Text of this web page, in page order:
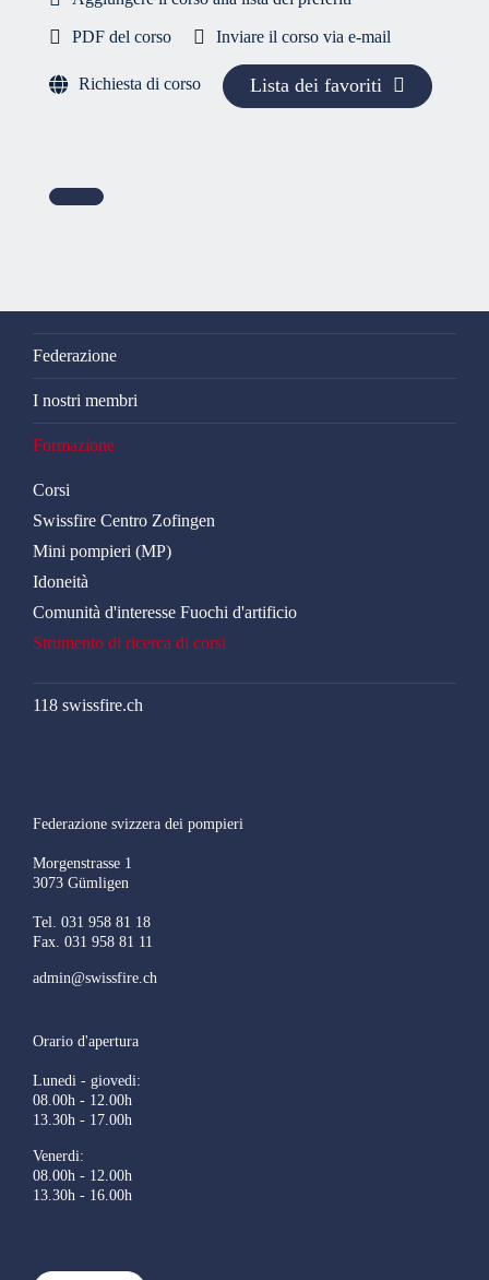
PDF del corso Inviare il corso via e-mail
Richiesta di corso Lista dei favoriti
Federazione
I nostri membri
Formazione
Corsi
Swissfire Centro Zofingen
Mini pompieri (MP)
Idoneità
Comunità d'interesse Fuochi d'artificio
Strumento di ricerca di corsi
118 swissfire.ch
Federazione svizzera dei pompieri
Morgenstrasse 1
3073 Gümligen
Tel. 031 958 81 18
Fax. 031 958 81 11
admin@swissfire.ch
Orario d'apertura
Lunedi - giovedi:
08.00h - 12.00h
13.30h - 17.00h
Venerdi:
08.00h - 12.00h
13.30h - 16.00h